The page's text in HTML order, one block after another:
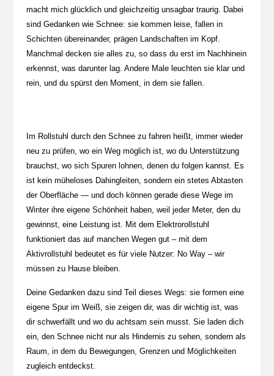
macht mich glücklich und gleichzeitig unsagbar traurig. Dabei
sind Gedanken wie Schnee: sie kommen leise, fallen in
Schichten übereinander, prägen Landschaften im Kopf.
Manchmal decken sie alles zu, so dass du erst im Nachhinein
erkennst, was darunter lag. Andere Male leuchten sie klar und
rein, und du spürst den Moment, in dem sie fallen.
Im Rollstuhl durch den Schnee zu fahren heißt, immer wieder
neu zu prüfen, wo ein Weg möglich ist, wo du Unterstützung
brauchst, wo sich Spuren lohnen, denen du folgen kannst. Es
ist kein müheloses Dahingleiten, sondern ein stetes Abtasten
der Oberfläche — und doch können gerade diese Wege im
Winter ihre eigene Schönheit haben, weil jeder Meter, den du
gewinnst, eine Leistung ist. Mit dem Elektrorollstuhl
funktioniert das auf manchen Wegen gut – mit dem
Aktivrollstuhl bedeutet es für viele Nutzer: No Way – wir
müssen zu Hause bleiben.
Deine Gedanken dazu sind Teil dieses Wegs: sie formen eine
eigene Spur im Weiß, sie zeigen dir, was dir wichtig ist, was
dir schwerfällt und wo du achtsam sein musst. Sie laden dich
ein, den Schnee nicht nur als Hindernis zu sehen, sondern als
Raum, in dem du Bewegungen, Grenzen und Möglichkeiten
zugleich entdeckst.